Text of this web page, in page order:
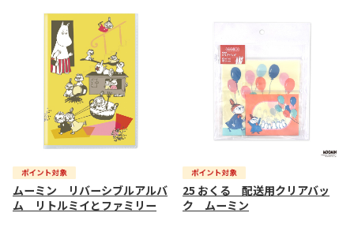
ムーミン リバーシブルアルバ
ム リトルミイとファミリー
25 おくる 配送用クリアバッ
ク ムーミン